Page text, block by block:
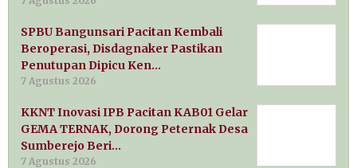
SPBU Bangunsari Pacitan Kembali
Beroperasi, Disdagnaker Pastikan
Penutupan Dipicu Ken…
7 Agustus 2026
KKNT Inovasi IPB Pacitan KAB01 Gelar
GEMA TERNAK, Dorong Peternak Desa
Sumberejo Beri…
7 Agustus 2026